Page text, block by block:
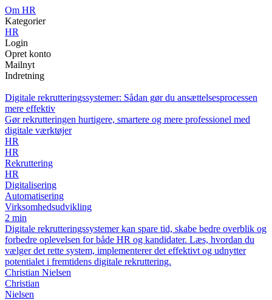
Om HR
Kategorier
HR
Login
Opret konto
Mailnyt
Indretning
Digitale rekrutteringssystemer: Sådan gør du ansættelsesprocessen
mere effektiv
Gør rekrutteringen hurtigere, smartere og mere professionel med
digitale værktøjer
HR
HR
Rekruttering
HR
Digitalisering
Automatisering
Virksomhedsudvikling
2 min
Digitale rekrutteringssystemer kan spare tid, skabe bedre overblik og
forbedre oplevelsen for både HR og kandidater. Læs, hvordan du
vælger det rette system, implementerer det effektivt og udnytter
potentialet i fremtidens digitale rekruttering.
Christian Nielsen
Christian
Nielsen